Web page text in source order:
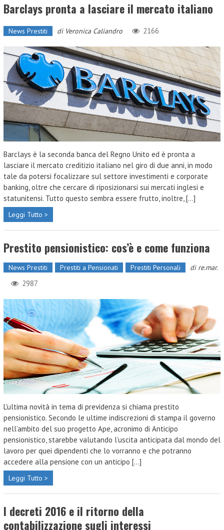
Barclays pronta a lasciare il mercato italiano
News Prestiti di Veronica Caliandro 2166
Barclays è la seconda banca del Regno Unito ed è pronta a
lasciare il mercato creditizio italiano nel giro di due anni, in modo
tale da potersi focalizzare sul settore investimenti e corporate
banking, oltre che cercare di riposizionarsi sui mercati inglesi e
statunitensi. Tutto questo sembra essere frutto, inoltre, [...]
Leggi Tutto >
Prestito pensionistico: cos’è e come funziona
News Prestiti Prestiti a Pensionati Prestiti Personali di re.mar.
2987
L'ultima novità in tema di previdenza si chiama prestito
pensionistico. Secondo le ultime indiscrezioni di stampa il governo
nell’ambito del suo progetto Ape, acronimo di Anticipo
pensionistico, starebbe valutando l’uscita anticipata dal mondo del
lavoro per quei dipendenti che lo vorranno e che potranno
accedere alla pensione con un anticipo [...]
Leggi Tutto >
I decreti 2016 e il ritorno della
contabilizzazione sugli interessi